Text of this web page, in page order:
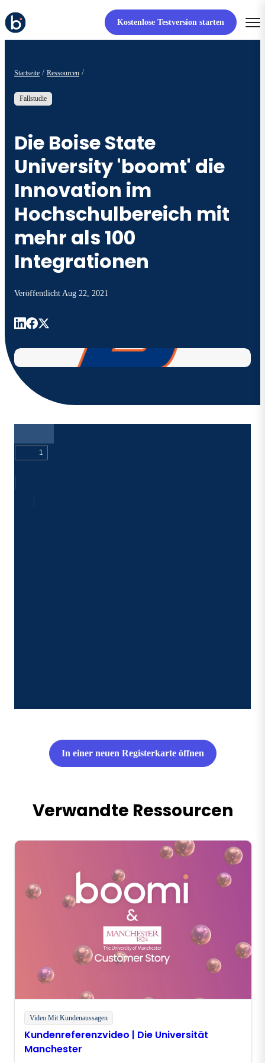
Kostenlose Testversion starten
Startseite Ressourcen
Fallstudie
Die Boise State
University 'boomt' die
Innovation im
Hochschulbereich mit
mehr als 100
Integrationen
Veröffentlicht Aug 22, 2021
In einer neuen Registerkarte öffnen
Verwandte Ressourcen
Video Mit Kundenaussagen
Kundenreferenzvideo | Die Universität
Manchester